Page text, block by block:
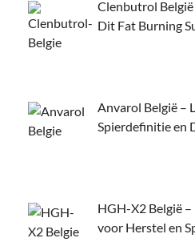
Clenbutrol
Dit Fat Burning
Anvarol België –
Spierdefinitie en
HGH-X2 België
voor Herstel en